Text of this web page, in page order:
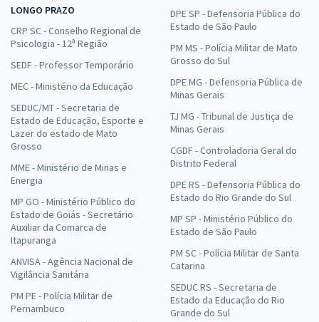
LONGO PRAZO
CRP SC - Conselho Regional de
Psicologia - 12ª Região
SEDF - Professor Temporário
MEC - Ministério da Educação
SEDUC/MT - Secretaria de
Estado de Educação, Esporte e
Lazer do estado de Mato
Grosso
MME - Ministério de Minas e
Energia
MP GO - Ministério Público do
Estado de Goiás - Secretário
Auxiliar da Comarca de
Itapuranga
ANVISA - Agência Nacional de
Vigilância Sanitária
PM PE - Polícia Militar de
Pernambuco
DPE SP - Defensoria Pública do
Estado de São Paulo
PM MS - Polícia Militar de Mato
Grosso do Sul
DPE MG - Defensoria Pública de
Minas Gerais
TJ MG - Tribunal de Justiça de
Minas Gerais
CGDF - Controladoria Geral do
Distrito Federal
DPE RS - Defensoria Pública do
Estado do Rio Grande do Sul
MP SP - Ministério Público do
Estado de São Paulo
PM SC - Polícia Militar de Santa
Catarina
SEDUC RS - Secretaria de
Estado da Educação do Rio
Grande do Sul